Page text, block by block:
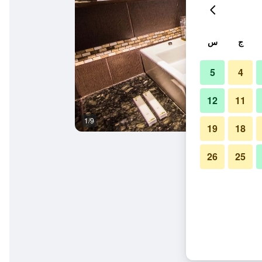
1/9
ج س
4
5
11
12
18
19
25
26